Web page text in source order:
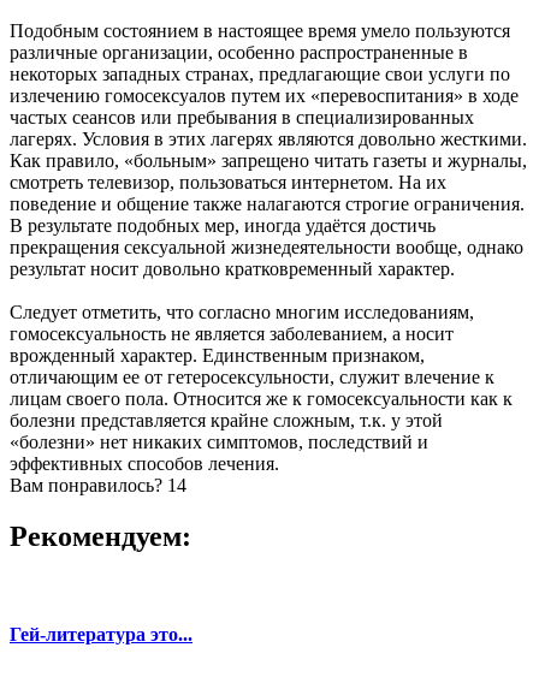
Подобным состоянием в настоящее время умело пользуются
различные организации, особенно распространенные в
некоторых западных странах, предлагающие свои услуги по
излечению гомосексуалов путем их «перевоспитания» в ходе
частых сеансов или пребывания в специализированных
лагерях. Условия в этих лагерях являются довольно жесткими.
Как правило, «больным» запрещено читать газеты и журналы,
смотреть телевизор, пользоваться интернетом. На их
поведение и общение также налагаются строгие ограничения.
В результате подобных мер, иногда удаётся достичь
прекращения сексуальной жизнедеятельности вообще, однако
результат носит довольно кратковременный характер.
Следует отметить, что согласно многим исследованиям,
гомосексуальность не является заболеванием, а носит
врожденный характер. Единственным признаком,
отличающим ее от гетеросексульности, служит влечение к
лицам своего пола. Относится же к гомосексуальности как к
болезни представляется крайне сложным, т.к. у этой
«болезни» нет никаких симптомов, последствий и
эффективных способов лечения.
Вам понравилось? 14
Рекомендуем:
Гей-литература это...